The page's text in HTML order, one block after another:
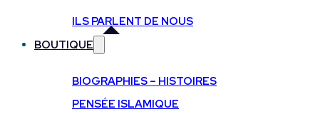
ILS PARLENT DE NOUS
BOUTIQUE
BIOGRAPHIES – HISTOIRES
PENSÉE ISLAMIQUE